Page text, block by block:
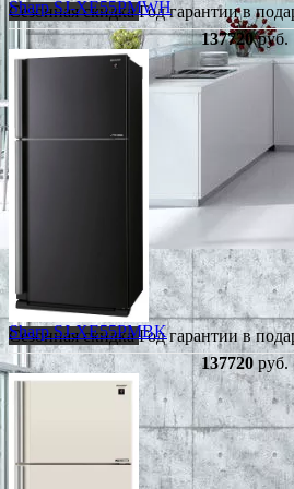
Сезонная скидкаГод гарантии в
Sharp SJ-XE55PMWH
137720руб.
Сезонная скидкаГод гарантии в
Sharp SJ-XE55PMBK
137720руб.